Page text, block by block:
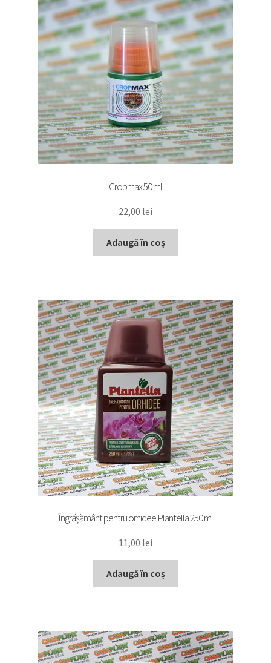
Cropmax 50 ml
22,00 lei
Adaugă în coș
Îngrășământ pentru orhidee Plantella 250 ml
11,00 lei
Adaugă în coș